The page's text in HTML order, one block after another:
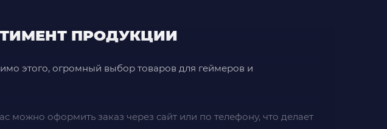
ПРОДУКЦИИ
этого, огромный выбор товаров для геймеров и
можно оформить заказ через сайт или по телефону, что делает